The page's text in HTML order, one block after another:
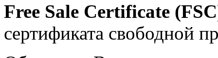
Free Sale Certificate
сертификата свободной